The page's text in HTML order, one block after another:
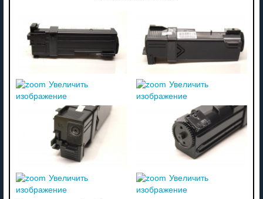
Увеличить
изображение
Увеличить
изображение
Увеличить
изображение
Увеличить
изображение